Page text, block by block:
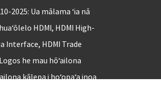
2025: Ua mālama ʻia nā
HDMI, HDMI High-
Interface, HDMI Trade
he mau hōʻailona
kālepa i hoʻopaʻa inoa